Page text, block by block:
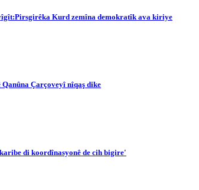
Kurd zemîna demokratîk ava kiriye
Çarçoveyî nîqaş dike
di koordînasyonê de cih bigire'